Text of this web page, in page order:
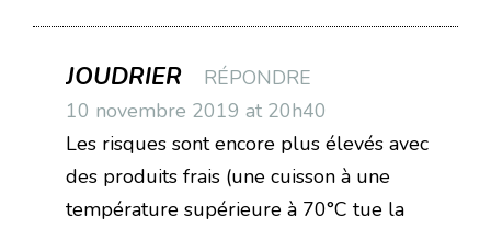
JOUDRIER
RÉPONDRE
10 novembre 2019 at 20h40
Les risques sont encore plus élevés avec
des produits frais (une cuisson à une
température supérieure à 70°C tue la